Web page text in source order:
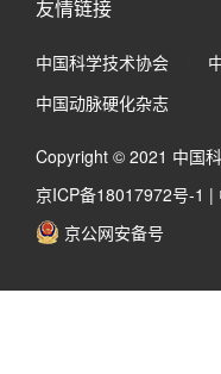
友情链接
中国科学技术协会
中国动脉硬化杂志
Copyright © 2021 中国
京ICP备18017972号-1 |
京公网安备号